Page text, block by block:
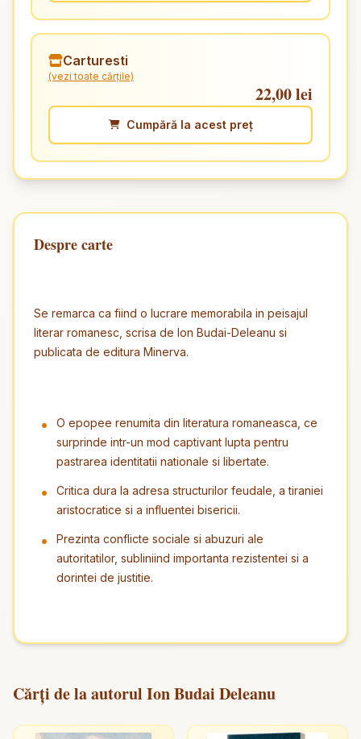
Carturesti
(vezi toate cărțile)
22,00 lei
Cumpără la acest preț
Despre carte
Se remarca ca fiind o lucrare memorabila in peisajul
literar romanesc, scrisa de Ion Budai-Deleanu si
publicata de editura Minerva.
O epopee renumita din literatura romaneasca, ce
surprinde intr-un mod captivant lupta pentru
pastrarea identitatii nationale si libertate.
Critica dura la adresa structurilor feudale, a tiraniei
aristocratice si a influentei bisericii.
Prezinta conflicte sociale si abuzuri ale
autoritatilor, subliniind importanta rezistentei si a
dorintei de justitie.
Cărți de la autorul Ion Budai Deleanu